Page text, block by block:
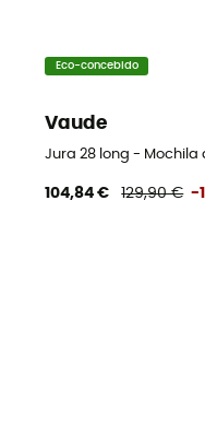
Eco-concebido
Vaude
Jura 28 long -
104,84 € 129,90 € -